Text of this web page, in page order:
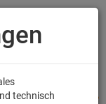
ANMELDEN
technisch